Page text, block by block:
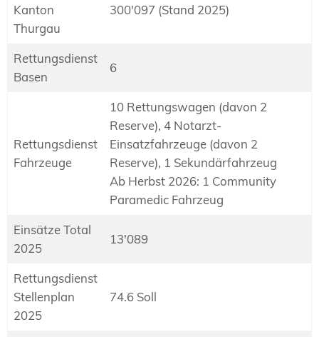
Kanton
Thurgau
300'097 (Stand 2025)
Rettungsdienst
Basen
6
Rettungsdienst
Fahrzeuge
10 Rettungswagen (davon 2
Reserve), 4 Notarzt-
Einsatzfahrzeuge (davon 2
Reserve), 1 Sekundärfahrzeug
Ab Herbst 2026: 1 Community
Paramedic Fahrzeug
Einsätze Total
2025
13'089
Rettungsdienst
Stellenplan
2025
74.6 Soll